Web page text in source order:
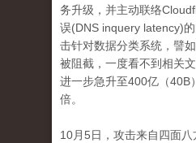
务升级，并主动联络
误(DNS inquery latency)的
击针对数据分类系统，譬
被阻​​截，一度看不到相关文
进一步急升至400亿（40B
倍。
10月5日，攻击来自四面